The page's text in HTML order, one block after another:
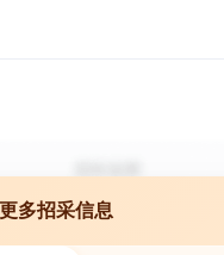
多招采信息